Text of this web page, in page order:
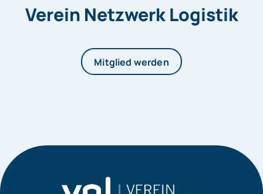
Verein Netzwerk Logistik
Mitglied werden